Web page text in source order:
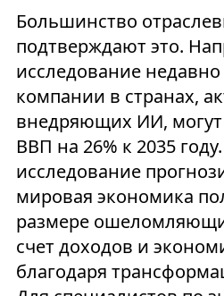
Большинство
подтверждают это.
исследование недавно
компании в странах,
внедряющих ИИ, могут
ВВП на 26% к 2035
исследование
мировая экономика
размере
счет доходов и
благодаря